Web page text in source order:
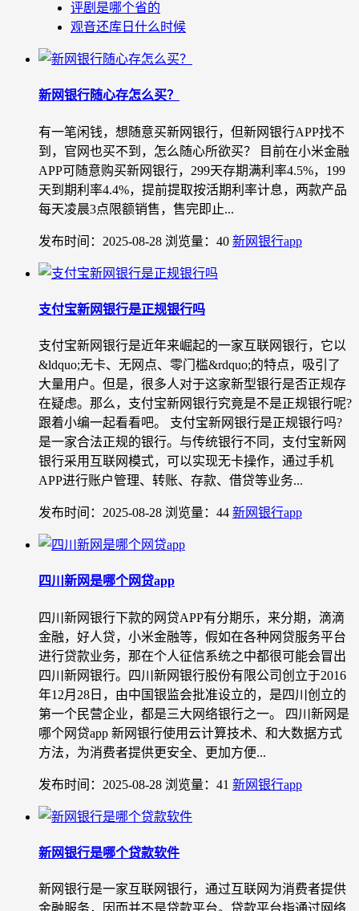
评剧是哪个省的
观音还库日什么时候
新网银行随心存怎么买？
有一笔闲钱，想随意买新网银行，但新网银行APP找不
到，官网也买不到，怎么随心所欲买？ 目前在小米金融
APP可随意购买新网银行，299天存期满利率4.5%，199
天到期利率4.4%，提前提取按活期利率计息，两款产品
每天凌晨3点限额销售，售完即止...
发布时间：2025-08-28 浏览量：40 新网银行app
支付宝新网银行是正规银行吗
支付宝新网银行是近年来崛起的一家互联网银行，它以
&ldquo;无卡、无网点、零门槛&rdquo;的特点，吸引了
大量用户。但是，很多人对于这家新型银行是否正规存
在疑虑。那么，支付宝新网银行究竟是不是正规银行呢?
跟着小编一起看看吧。 支付宝新网银行是正规银行吗?
是一家合法正规的银行。与传统银行不同，支付宝新网
银行采用互联网模式，可以实现无卡操作，通过手机
APP进行账户管理、转账、存款、借贷等业务...
发布时间：2025-08-28 浏览量：44 新网银行app
四川新网是哪个网贷app
四川新网银行下款的网贷APP有分期乐，来分期，滴滴
金融，好人贷，小米金融等，假如在各种网贷服务平台
进行贷款业务，那在个人征信系统之中都很可能会冒出
四川新网银行。四川新网银行股份有限公司创立于2016
年12月28日，由中国银监会批准设立的，是四川创立的
第一个民营企业，都是三大网络银行之一。 四川新网是
哪个网贷app 新网银行使用云计算技术、和大数据方式
方法，为消费者提供更安全、更加方便...
发布时间：2025-08-28 浏览量：41 新网银行app
新网银行是哪个贷款软件
新网银行是一家互联网银行，通过互联网为消费者提供